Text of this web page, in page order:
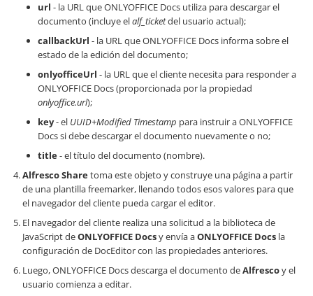
url - la URL que ONLYOFFICE Docs utiliza para descargar el
documento (incluye elalf_ticketdel usuario actual);
callbackUrl - la URL que ONLYOFFICE Docs informa sobre el
estado de la edición del documento;
onlyofficeUrl - la URL que el cliente necesita para responder a
ONLYOFFICE Docs (proporcionada por la propiedad
onlyoffice.url);
key- el UUID+Modified Timestamp para instruir a ONLYOFFICE
Docs si debe descargar el documento nuevamente o no;
title- el título del documento (nombre).
Alfresco Sharetoma este objeto y construye una página a partir
de una plantilla freemarker, llenando todos esos valores para que
el navegador del cliente pueda cargar el editor.
El navegador del cliente realiza una solicitud a la biblioteca de
JavaScript deONLYOFFICE Docsy envía aONLYOFFICE Docs la
configuración de DocEditor con las propiedades anteriores.
Luego, ONLYOFFICE Docs descarga el documento deAlfrescoy el
usuario comienza a editar.